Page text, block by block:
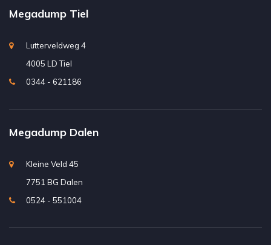
Megadump Tiel
Lutterveldweg 4
4005 LD Tiel
0344 - 621186
Megadump Dalen
Kleine Veld 45
7751 BG Dalen
0524 - 551004